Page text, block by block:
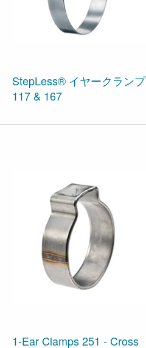
StepLess® イヤークランプ
117 & 167
1-Ear Clamps 251 - Cross